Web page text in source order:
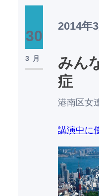
30
3月
2014年
みん
症
港南区女
講演中に